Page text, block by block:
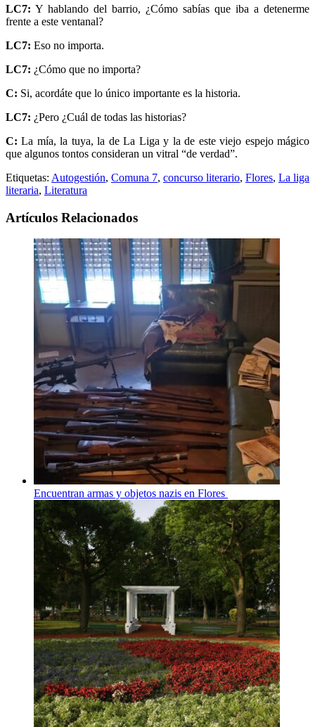
LC7: Y hablando del barrio, ¿Cómo sabías que iba a detenerme
frente a este ventanal?
LC7: Eso no importa.
LC7: ¿Cómo que no importa?
C: Si, acordáte que lo único importante es la historia.
LC7: ¿Pero ¿Cuál de todas las historias?
C: La mía, la tuya, la de La Liga y la de este viejo espejo mágico
que algunos tontos consideran un vitral “de verdad”.
Etiquetas: Autogestión, Comuna 7, concurso literario, Flores, La liga
literaria, Literatura
Artículos Relacionados
Encuentran armas y objetos nazis en Flores